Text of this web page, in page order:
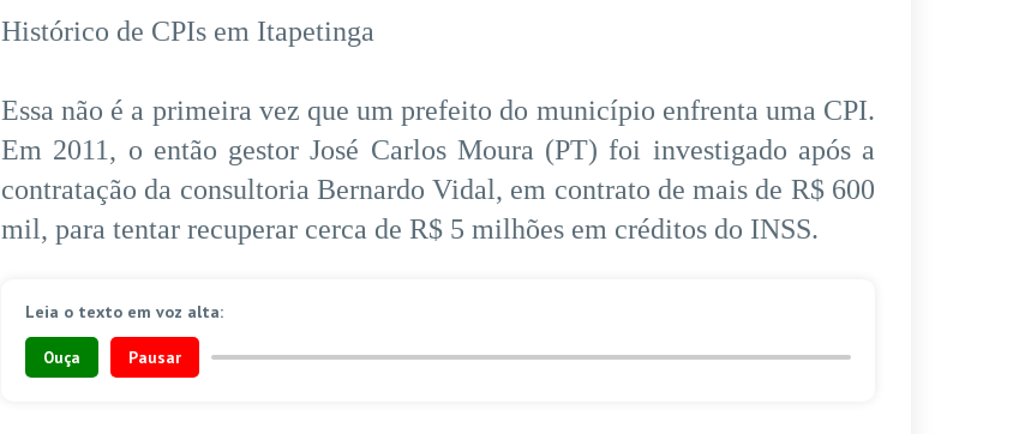
Histórico de CPIs em Itapetinga
Essa não é a primeira vez que um prefeito do município enfrenta uma CPI.
Em 2011, o então gestor José Carlos Moura (PT) foi investigado após a
contratação da consultoria Bernardo Vidal, em contrato de mais de R$ 600
mil, para tentar recuperar cerca de R$ 5 milhões em créditos do INSS.
Leia o texto em voz alta:
Ouça Pausar